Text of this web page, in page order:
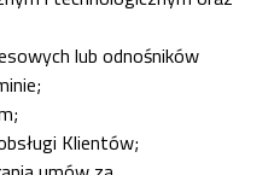
lub odnośników
Klientów;